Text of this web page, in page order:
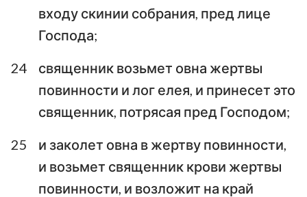
входу скинии собрания, пред лице
Господа;
24
священник возьмет овна жертвы
повинности и лог елея, и принесет это
священник, потрясая пред Господом;
25
и заколет овна в жертву повинности,
и возьмет священник крови жертвы
повинности, и возложит на край